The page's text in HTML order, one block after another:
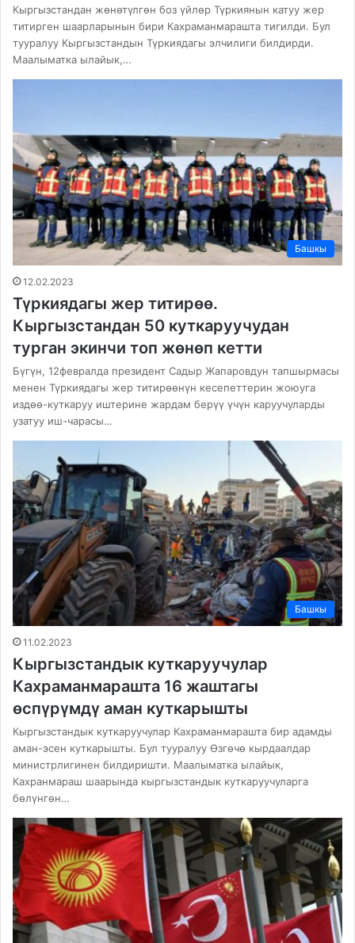
Кыргызстандан жөнөтүлгөн боз үйлөр Түркиянын катуу жер
титирген шаарларынын бири Кахраманмарашта тигилди. Бул
тууралуу Кыргызстандын Түркиядагы элчилиги билдирди.
Маалыматка ылайык,…
Башкы
12.02.2023
Түркиядагы жер титирөө.
Кыргызстандан 50 куткаруучудан
турган экинчи топ жөнөп кетти
Бүгүн, 12февралда президент Садыр Жапаровдун тапшырмасы
менен Түркиядагы жер титирөөнүн кесепеттерин жоюуга
издөө-куткаруу иштерине жардам берүү үчүн каруучуларды
узатуу иш-чарасы…
Башкы
11.02.2023
Кыргызстандык куткаруучулар
Кахраманмарашта 16 жаштагы
өспүрүмдү аман куткарышты
Кыргызстандык куткаруучулар Кахраманмарашта бир адамды
аман-эсен куткарышты. Бул тууралуу Өзгөчө кырдаалдар
министрлигинен билдиришти. Маалыматка ылайык,
Кахранмараш шаарында кыргызстандык куткаруучуларга
бөлүнгөн…